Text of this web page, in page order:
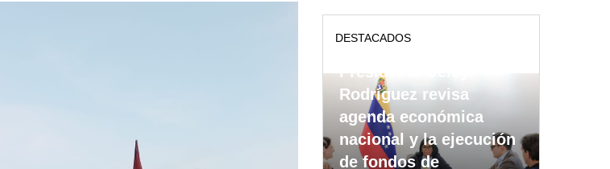
DESTACADOS
Presidenta Delcy
Rodríguez revisa
agenda económica
nacional y la ejecución
de fondos de